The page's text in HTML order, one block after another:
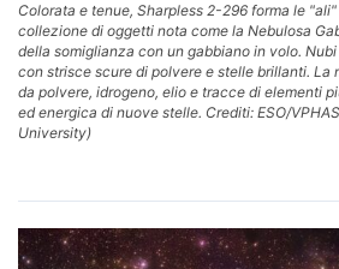
Colorata e tenue, Sharpless 2-296 forma le
collezione di oggetti nota come la Nebulosa
della somiglianza con un gabbiano in volo.
con strisce scure di polvere e stelle brillanti. La
da polvere, idrogeno, elio e tracce di elementi
ed energica di nuove stelle. Crediti: ESO/
University)